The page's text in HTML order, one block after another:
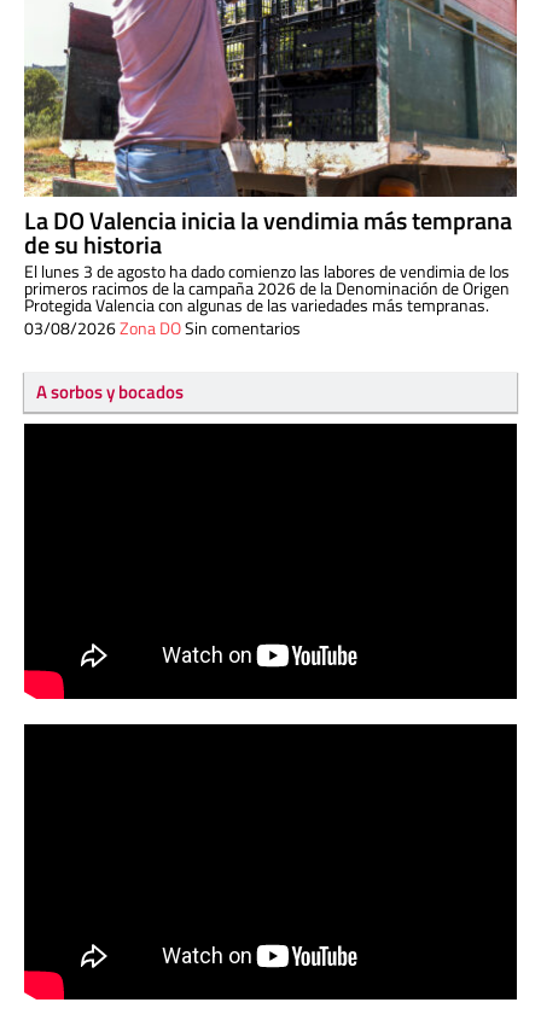
La DO Valencia inicia la vendimia más temprana
de su historia
El lunes 3 de agosto ha dado comienzo las labores de vendimia de los
primeros racimos de la campaña 2026 de la Denominación de Origen
Protegida Valencia con algunas de las variedades más tempranas.
03/08/2026Zona DOSin comentarios
A sorbos y bocados